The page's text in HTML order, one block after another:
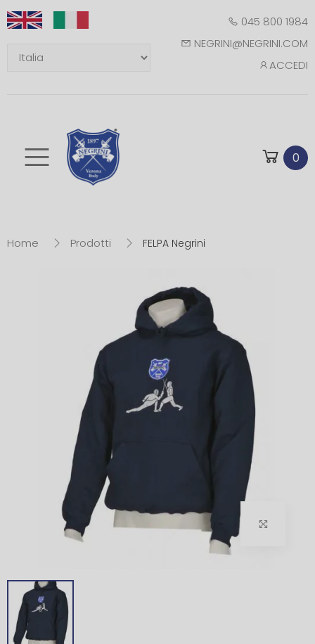
045 800 1984
NEGRINI@NEGRINI.COM
ACCEDI
Toggle mobile 0
Home Prodotti FELPA Negrini